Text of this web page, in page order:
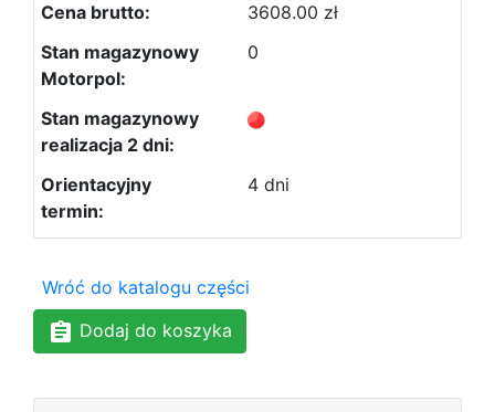
3608.00 zł
0
4 dni
Wróć do katalogu części
Dodaj do koszyka